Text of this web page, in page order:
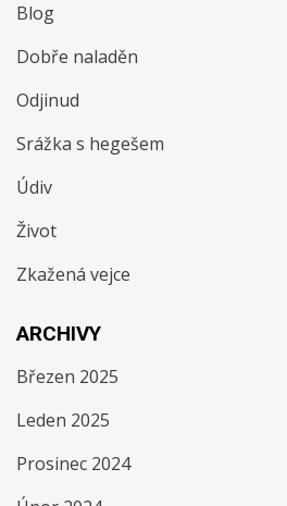
Blog
Dobře naladěn
Odjinud
Srážka s hegešem
Údiv
Život
Zkažená vejce
ARCHIVY
Březen 2025
Leden 2025
Prosinec 2024